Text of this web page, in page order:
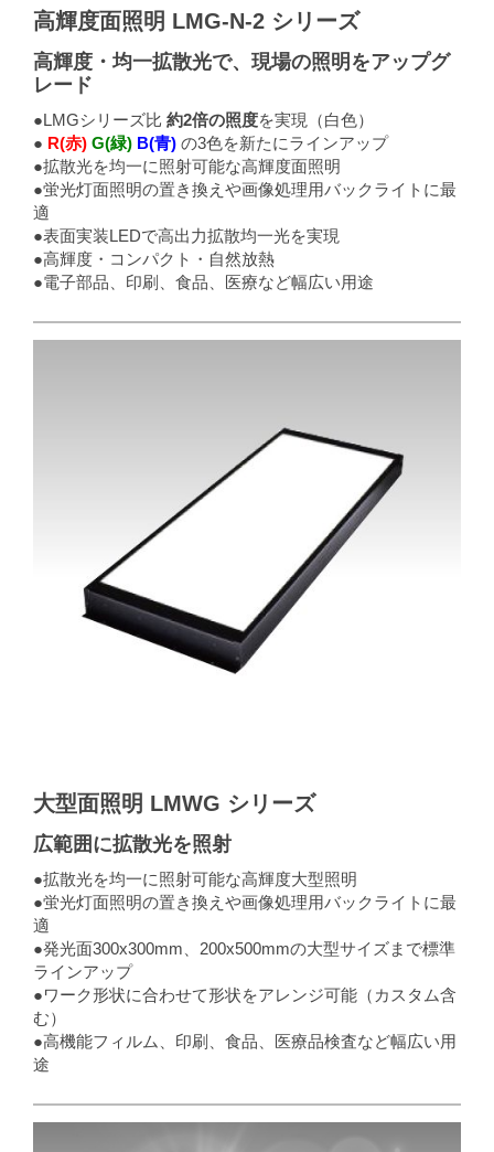
高輝度面照明 LMG-N-2 シリーズ
高輝度・均一拡散光で、現場の照明をアップグ
レード
●LMGシリーズ比 約2倍の照度を実現（白色）
● R(赤) G(緑) B(青) の3色を新たにラインアップ
●拡散光を均一に照射可能な高輝度面照明
●蛍光灯面照明の置き換えや画像処理用バックライトに最
適
●表面実装LEDで高出力拡散均一光を実現
●高輝度・コンパクト・自然放熱
●電子部品、印刷、食品、医療など幅広い用途
大型面照明 LMWG シリーズ
広範囲に拡散光を照射
●拡散光を均一に照射可能な高輝度大型照明
●蛍光灯面照明の置き換えや画像処理用バックライトに最
適
●発光面300x300mm、200x500mmの大型サイズまで標準
ラインアップ
●ワーク形状に合わせて形状をアレンジ可能（カスタム含
む）
●高機能フィルム、印刷、食品、医療品検査など幅広い用
途